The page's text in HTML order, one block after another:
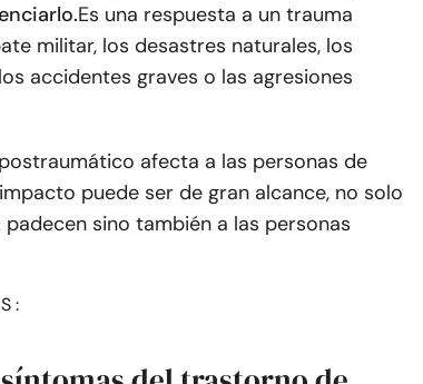
Es una respuesta a un trauma
militar, los desastres naturales, los
accidentes graves o las agresiones
afecta a las personas de
puede ser de gran alcance, no solo
sino también a las personas
: